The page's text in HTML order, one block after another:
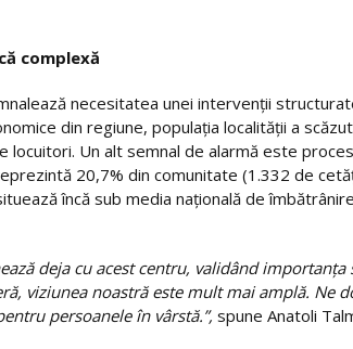
complexă
necesitatea unei intervenții
din regiune, populația localității a
locuitori. Un alt semnal de alarmă este
20,7% din comunitate (1.332 de
încă sub media națională de
deja cu acest centru, validând importanța
viziunea noastră este mult mai amplă. Ne
persoanele în vârstă.”, spune Anatoli